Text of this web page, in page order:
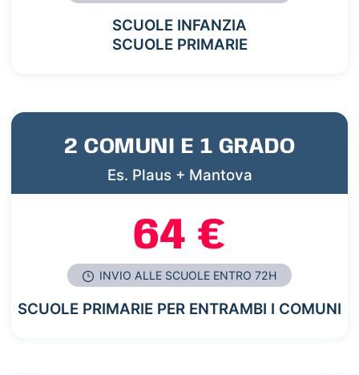
SCUOLE INFANZIA
SCUOLE PRIMARIE
2 COMUNI E 1 GRADO
Es. Plaus + Mantova
64 €
INVIO ALLE SCUOLE ENTRO 72H
SCUOLE PRIMARIE PER ENTRAMBI I COMUNI